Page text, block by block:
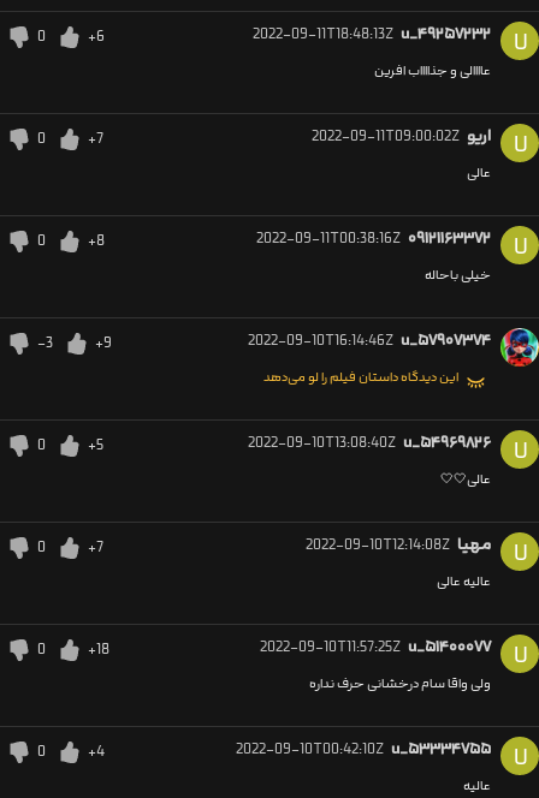
U u_۴۹۲۵۷۲۳۲ 2022-09-11T18:48:13Z
+6
0
عاااالی و جذااااب افرین
U اریو 2022-09-11T09:00:02Z
+7
0
عالی
U ۰۹۱۲۱۱۶۳۳۷۲ 2022-09-11T00:38:16Z
+8
0
خیلی باحاله
u_۵۷۹۰۷۳۷۴ 2022-09-10T16:14:46Z
+9
-3
این دیدگاه داستان فیلم را لو می‌دهد
U u_۵۴۹۶۹۸۲۶ 2022-09-10T13:08:40Z
+5
0
عالی🤍🤍
U مهیا 2022-09-10T12:14:08Z
+7
0
عالیه عالی
U u_۵۱۴۰۰۰۷۷ 2022-09-10T11:57:25Z
+18
0
ولی واقا سام درخشانی حرف نداره
U u_۵۳۳۳۴۷۵۵ 2022-09-10T00:42:10Z
+4
0
عالیه